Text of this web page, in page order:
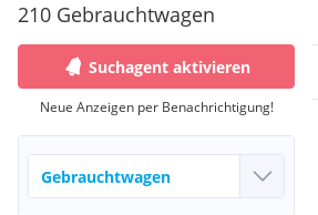
210 Gebrauchtwagen
Suchagent aktivieren
Neue Anzeigen per Benachrichtigung!